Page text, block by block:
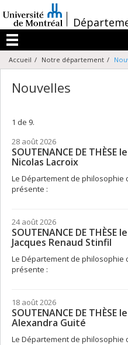
au
contenu
/
Menu
Accueil Notre département
Nouvelles
1 de 9.
28 août 2026
SOUTENANCE DE
Nicolas Lacroix
Le Département de philosophie
présente :
24 août 2026
SOUTENANCE DE THÈSE
Jacques Renaud Stinfil
Le Département de philosophie
présente :
18 août 2026
SOUTENANCE DE
Alexandra Guité
Le Département de philosophie